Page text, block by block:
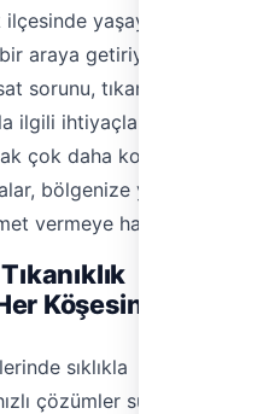
yaşayanlar
araya getiriyor.
sorunu, tıkanıklık
ihtiyaçlarınız
çok daha kolay.
bölgenize yakın
vermeye hazır.
Köşesine
sıklıkla
çözümler sunmak